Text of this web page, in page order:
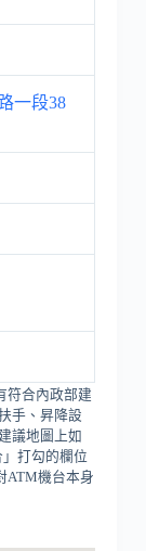
一段38
符合內政部建
手、昇降設
議地圖上如
打勾的欄位
ATM機台本身